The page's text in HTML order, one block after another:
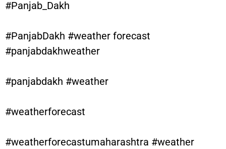
#Panjab_Dakh
#PanjabDakh #weather forecast
#panjabdakhweather
#panjabdakh #weather
#weatherforecast
#weatherforecastumaharashtra #weather